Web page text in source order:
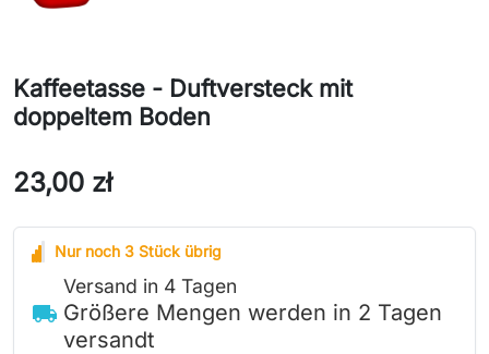
Kaffeetasse - Duftversteck mit
doppeltem Boden
23,00 zł
Nur noch 3 Stück übrig
local_shipping
Versand in 4 Tagen
Größere Mengen werden in 2 Tagen
versandt